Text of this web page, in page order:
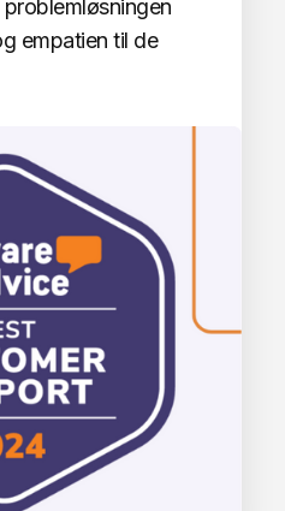
empatien til de